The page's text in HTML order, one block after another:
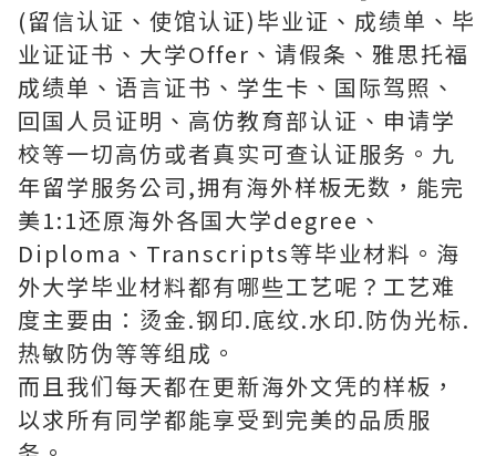
(留信认证、使馆认证)毕业证、成绩单、毕
业证证书、大学Offer、请假条、雅思托福
成绩单、语言证书、学生卡、国际驾照、
回国人员证明、高仿教育部认证、申请学
校等一切高仿或者真实可查认证服务。九
年留学服务公司,拥有海外样板无数，能完
美1:1还原海外各国大学degree、
Diploma、Transcripts等毕业材料。海
外大学毕业材料都有哪些工艺呢？工艺难
度主要由：烫金.钢印.底纹.水印.防伪光标.
热敏防伪等等组成。
而且我们每天都在更新海外文凭的样板，
以求所有同学都能享受到完美的品质服